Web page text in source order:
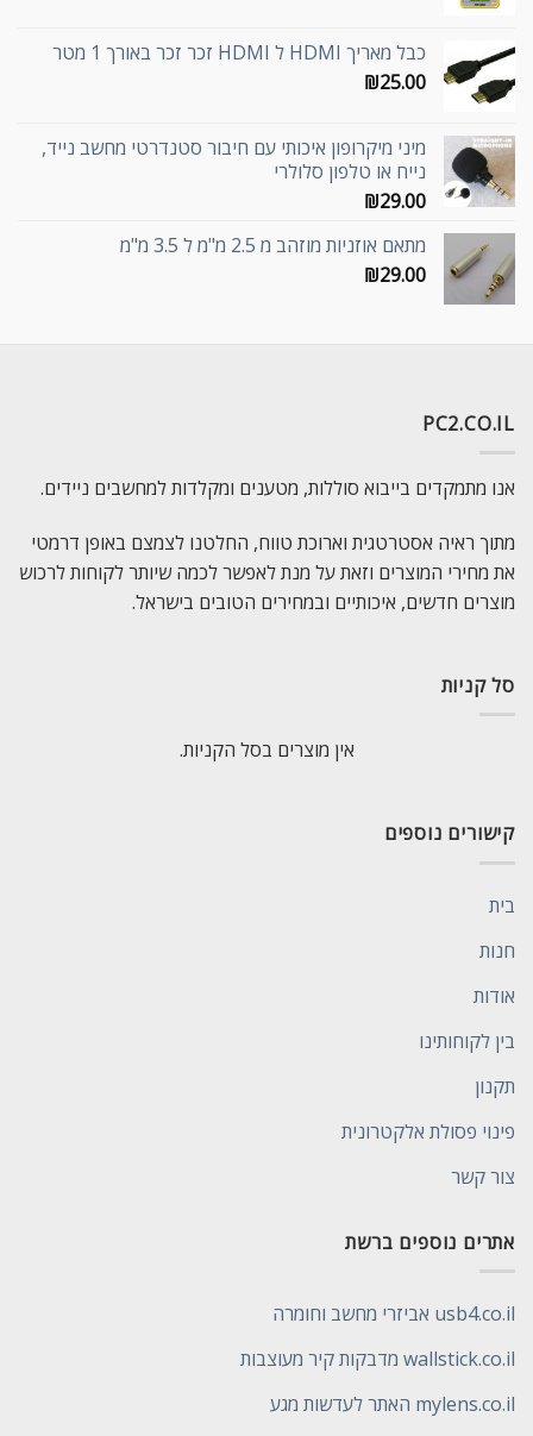
כבל מאריך HDMI ל HDMI זכר זכר באורך 1 מטר
₪25.00
מיני מיקרופון איכותי עם חיבור סטנדרטי מחשב נייד,
נייח או טלפון סלולרי
₪29.00
מתאם אוזניות מוזהב מ 2.5 מ"מ ל 3.5 מ"מ
₪29.00
PC2.CO.IL
אנו מתמקדים בייבוא סוללות, מטענים ומקלדות למחשבים ניידים.
מתוך ראיה אסטרטגית וארוכת טווח, החלטנו לצמצם באופן דרמטי
את מחירי המוצרים וזאת על מנת לאפשר לכמה שיותר לקוחות לרכוש
מוצרים חדשים, איכותיים ובמחירים הטובים בישראל.
סל קניות
אין מוצרים בסל הקניות.
קישורים נוספים
בית
חנות
אודות
בין לקוחותינו
תקנון
פינוי פסולת אלקטרונית
צור קשר
אתרים נוספים ברשת
usb4.co.il אביזרי מחשב וחומרה
wallstick.co.il מדבקות קיר מעוצבות
mylens.co.il האתר לעדשות מגע